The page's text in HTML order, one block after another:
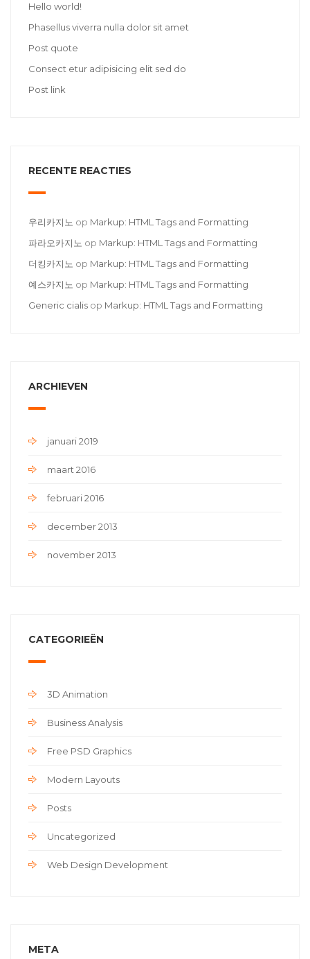
Hello world!
Phasellus viverra nulla dolor sit amet
Post quote
Consect etur adipisicing elit sed do
Post link
RECENTE REACTIES
우리카지노 op Markup: HTML Tags and Formatting
파라오카지노 op Markup: HTML Tags and Formatting
더킹카지노 op Markup: HTML Tags and Formatting
예스카지노 op Markup: HTML Tags and Formatting
Generic cialis op Markup: HTML Tags and Formatting
ARCHIEVEN
januari 2019
maart 2016
februari 2016
december 2013
november 2013
CATEGORIEËN
3D Animation
Business Analysis
Free PSD Graphics
Modern Layouts
Posts
Uncategorized
Web Design Development
META